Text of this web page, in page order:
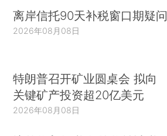
离岸信托90天补税窗口期疑问
2026年08月08日
特朗普召开矿业圆桌会 拟向
关键矿产投资超20亿美元
2026年08月08日